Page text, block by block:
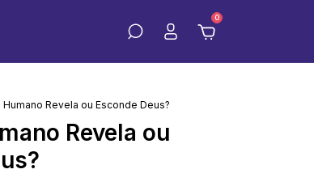
0
Humano Revela ou Esconde Deus?
Revela ou